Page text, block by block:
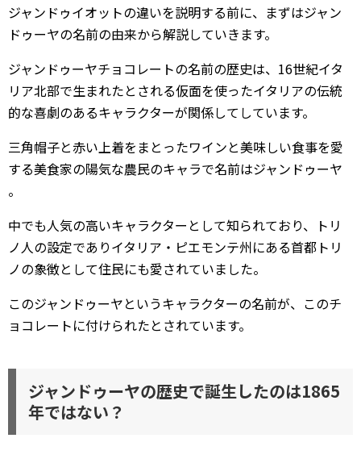
ジャンドゥイオットの違いを説明する前に、まずはジャン
ドゥーヤの名前の由来から解説していきます。
ジャンドゥーヤチョコレートの名前の歴史は、16世紀イタ
リア北部で生まれたとされる仮面を使ったイタリアの伝統
的な喜劇のあるキャラクターが関係してしています。
三角帽子と赤い上着をまとったワインと美味しい食事を愛
する美食家の陽気な農民のキャラで名前はジャンドゥーヤ
。
中でも人気の高いキャラクターとして知られており、トリ
ノ人の設定でありイタリア・ピエモンテ州にある首都トリ
ノの象徴として住民にも愛されていました。
このジャンドゥーヤというキャラクターの名前が、このチ
ョコレートに付けられたとされています。
ジャンドゥーヤの歴史で誕生したのは1865
年ではない？